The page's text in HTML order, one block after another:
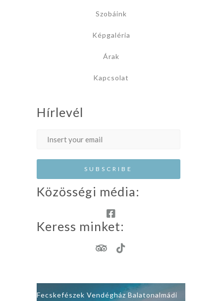
Szobáink
Képgaléria
Árak
Kapcsolat
Hírlevél
Közösségi média:
Keress minket:
Fecskefészek Vendégház Balatonalmádi